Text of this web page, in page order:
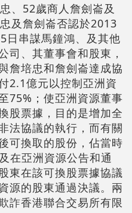
、52歲商人詹劍崙及
及詹劍崙否認於2013
日串謀馬鐘鴻、及其他
司、其董事會和股東，
詹培忠和詹劍崙達成協
2.1億元以控制亞洲資
75%；使亞洲資源董事
股票據，目的是增加全
法協議的執行，而有關
可換取的股份，佔當時
在亞洲資源公告和通
東在該可換股票據協議
源的股東通過決議。兩
詐香港聯合交易所有限